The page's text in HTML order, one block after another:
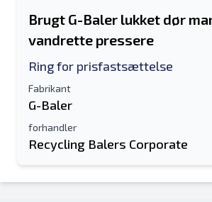
Brugt G-Baler lukket dør
vandrette pressere
Ring for prisfastsættelse
Fabrikant
G-Baler
forhandler
Recycling Balers Corporate